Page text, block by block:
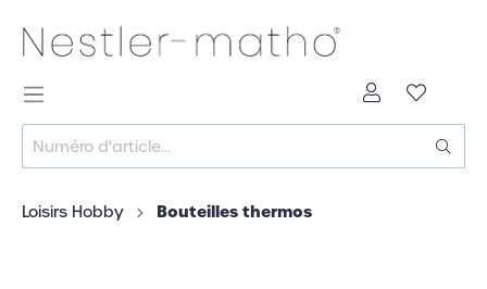
Loisirs Hobby Bouteilles thermos